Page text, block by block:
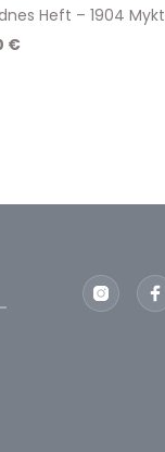
Heft – 1904 Mykt
€